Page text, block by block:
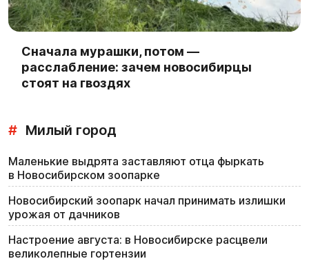
Сначала мурашки, потом —
расслабление: зачем новосибирцы
стоят на гвоздях
# Милый город
Маленькие выдрята заставляют отца фыркать
в Новосибирском зоопарке
Новосибирский зоопарк начал принимать излишки
урожая от дачников
Настроение августа: в Новосибирске расцвели
великолепные гортензии